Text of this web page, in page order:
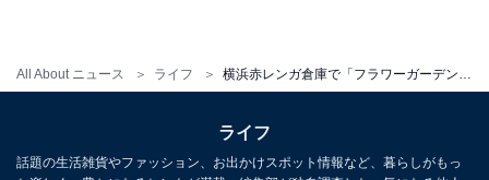
All About ニュース ライフ
廃自動車や廃タイヤを花でディスプレイしたエリアや、
ライフ
話題の生活雑貨やファッション、お出かけスポット情報など、暮らしがもっ